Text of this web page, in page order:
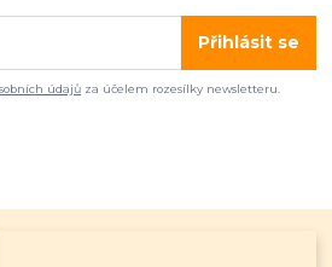
Přihlásit se
údajů za účelem rozesílky newsletteru.